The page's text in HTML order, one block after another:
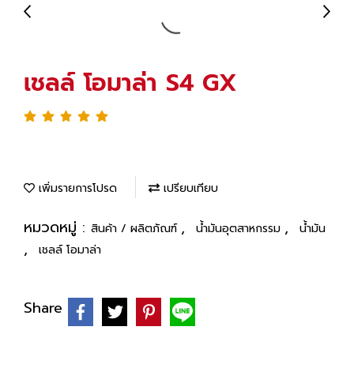
เชลล์ โอมาล่า S4 GX
เพิ่มรายการโปรด เปรียบเทียบ
หมวดหมู่ : สินค้า / ผลิตภัณฑ์ , น้ำมันอุตสาหกรรม , น้ำมัน
, เชลล์ โอมาล่า
Share